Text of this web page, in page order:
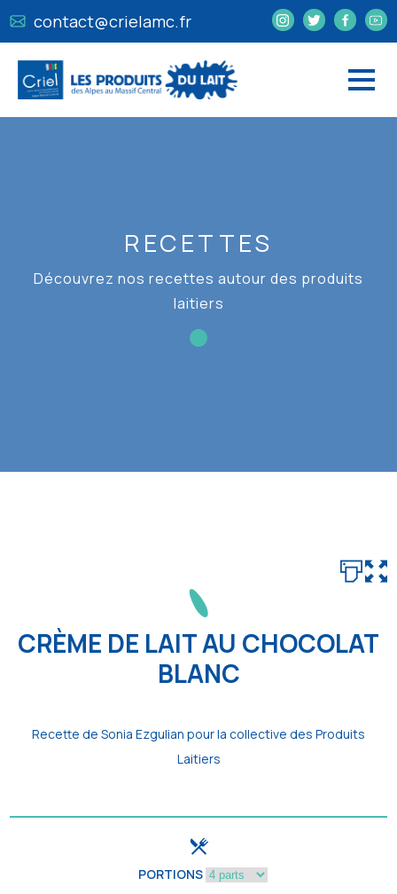
contact@crielamc.fr
RECETTES
Découvrez nos recettes autour des produits
laitiers
CRÈME DE LAIT AU CHOCOLAT
BLANC
Recette de Sonia Ezgulian pour la collective des Produits
Laitiers
PORTIONS